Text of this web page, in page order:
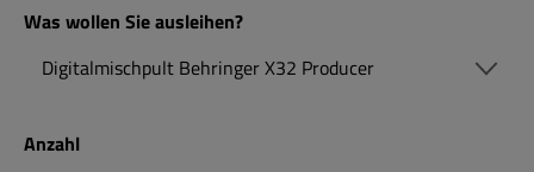
Was wollen Sie ausleihen?
Anzahl